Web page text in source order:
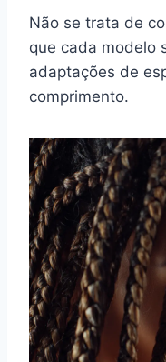
Não se trata de
que cada modelo
adaptações de
comprimento.